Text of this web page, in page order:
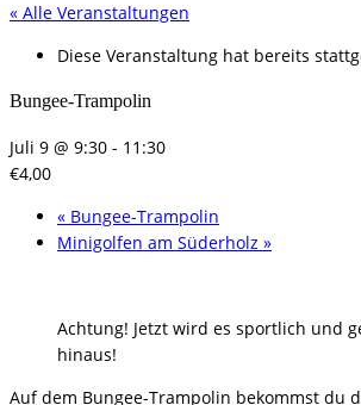
« Alle Veranstaltungen
Diese Veranstaltung hat bereits
Bungee-Trampolin
Juli 9 @ 9:30 - 11:30
€4,00
« Bungee-Trampolin
Minigolfen am Süderholz »
Achtung! Jetzt wird es sportlich und
hinaus!
Auf dem Bungee-Trampolin bekommst du